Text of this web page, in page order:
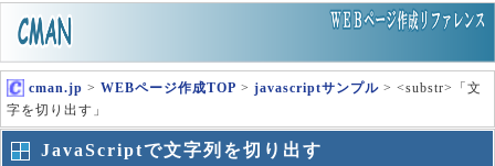
cman.jp > WEBページ作成TOP > javascriptサンプル > <substr>「文
字を切り出す」
JavaScriptで文字列を切り出す